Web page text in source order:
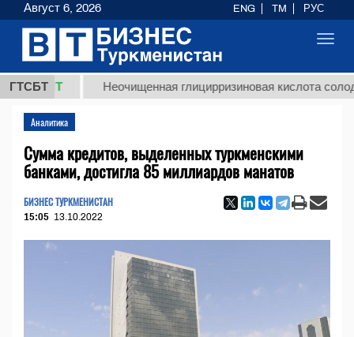
ГТСБТ
ТМТ Неочищенная глицирризиновая кислота
Аналитика
Сумма кредитов, выделенных туркменскими
банками, достигла 85 миллиардов манатов
БИЗНЕС ТУРКМЕНИСТАН
15:05 13.10.2022
Август 6, 2026 ENG TM РУС